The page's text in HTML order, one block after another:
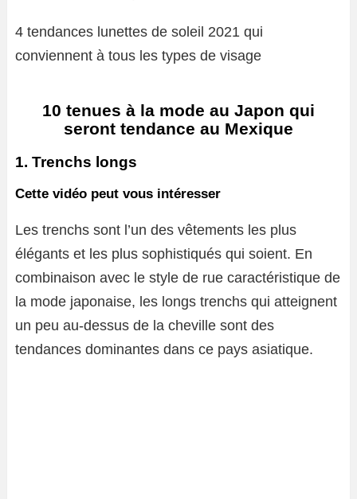
4 tendances lunettes de soleil 2021 qui
conviennent à tous les types de visage
10 tenues à la mode au Japon qui
seront tendance au Mexique
1. Trenchs longs
Cette vidéo peut vous intéresser
Les trenchs sont l’un des vêtements les plus
élégants et les plus sophistiqués qui soient. En
combinaison avec le style de rue caractéristique de
la mode japonaise, les longs trenchs qui atteignent
un peu au-dessus de la cheville sont des
tendances dominantes dans ce pays asiatique.